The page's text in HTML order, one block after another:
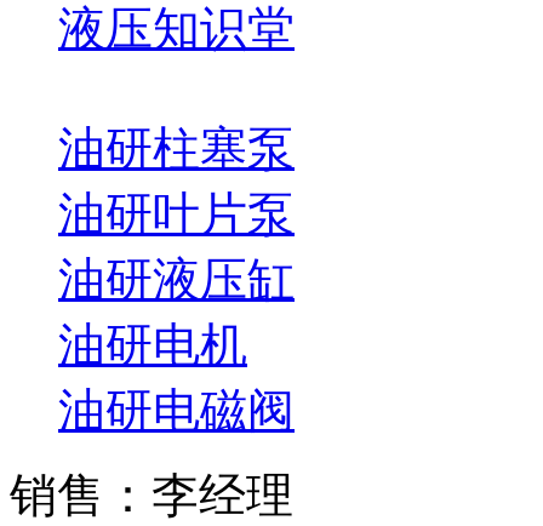
液压知识堂
油研柱塞泵
油研叶片泵
油研液压缸
油研电机
油研电磁阀
销售：李经理